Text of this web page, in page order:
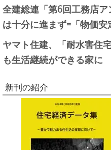
全建総連「第6回工務店
は十分に進まず=「物価
ヤマト住建、「耐水害住
も生活継続ができる家に
新刊の紹介